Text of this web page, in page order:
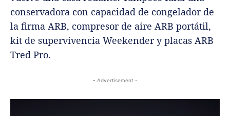
conservadora con capacidad de congelador de
la firma ARB, compresor de aire ARB portátil,
kit de supervivencia Weekender y placas ARB
Tred Pro.
- Advertisement -